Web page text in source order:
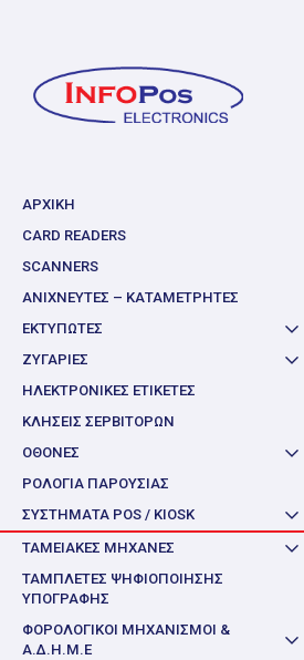
main
content
ΑΡΧΙΚΗ
CARD READERS
SCANNERS
ΑΝΙΧΝΕΥΤΕΣ – ΚΑΤΑΜΕΤΡΗΤΕΣ
ΕΚΤΥΠΩΤΕΣ
ΖΥΓΑΡΙΕΣ
ΗΛΕΚΤΡΟΝΙΚΕΣ ΕΤΙΚΕΤΕΣ
ΚΛΗΣΕΙΣ ΣΕΡΒΙΤΟΡΩΝ
ΟΘΟΝΕΣ
ΡΟΛΟΓΙΑ ΠΑΡΟΥΣΙΑΣ
ΣΥΣΤΗΜΑΤΑ POS / KIOSK
ΤΑΜΕΙΑΚΈΣ ΜΗΧΑΝΈΣ
ΤΑΜΠΛΕΤΕΣ ΨΗΦΙΟΠΟΙΗΣΗΣ
ΥΠΟΓΡΑΦΗΣ
ΦΟΡΟΛΟΓΙΚΟΙ ΜΗΧΑΝΙΣΜΟΙ &
Α.Δ.Η.Μ.Ε